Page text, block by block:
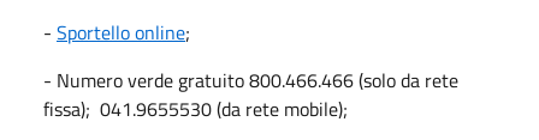
- Sportello online;
- Numero verde gratuito 800.466.466 (solo da rete
fissa); 041.9655530 (da rete mobile);